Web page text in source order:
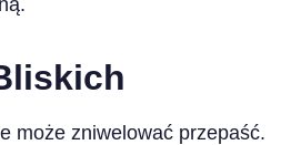
może zniwelować przepaść.